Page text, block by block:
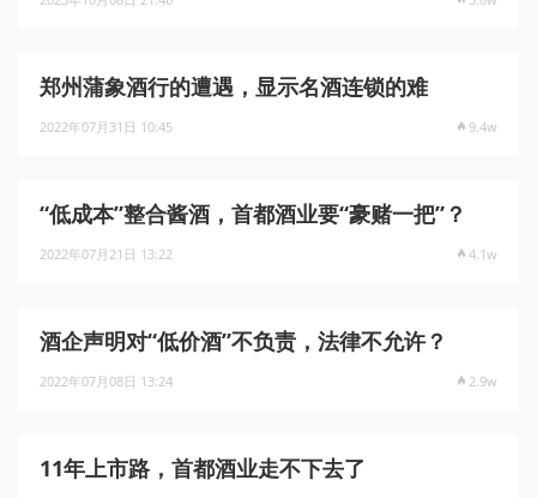
郑州蒲象酒行的遭遇，显示名酒连锁的难
2022年07月31日 10:45 9.4w
“低成本”整合酱酒，首都酒业要“豪赌一把”？
2022年07月21日 13:22 4.1w
酒企声明对“低价酒”不负责，法律不允许？
2022年07月08日 13:24 2.9w
11年上市路，首都酒业走不下去了